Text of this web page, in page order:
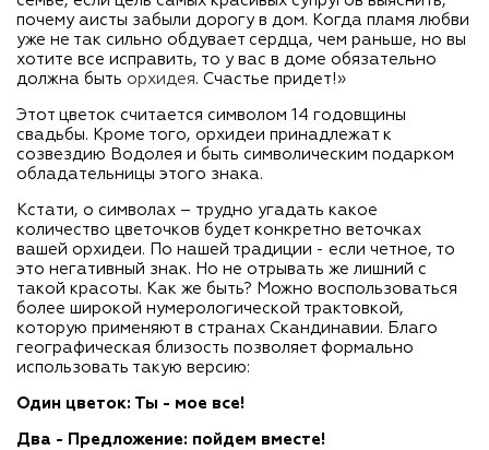
почему аисты забыли дорогу в дом. Когда пламя любви
уже не так сильно обдувает сердца, чем раньше, но вы
хотите все исправить, то у вас в доме обязательно
должна быть орхидея. Счастье придет!»
Этот цветок считается символом 14 годовщины
свадьбы. Кроме того, орхидеи принадлежат к
созвездию Водолея и быть символическим подарком
обладательницы этого знака.
Кстати, о символах – трудно угадать какое
количество цветочков будет конкретно веточках
вашей орхидеи. По нашей традиции - если четное, то
это негативный знак. Но не отрывать же лишний с
такой красоты. Как же быть? Можно воспользоваться
более широкой нумерологической трактовкой,
которую применяют в странах Скандинавии. Благо
географическая близость позволяет формально
использовать такую версию:
Один цветок: Ты - мое все!
Два - Предложение: пойдем вместе!